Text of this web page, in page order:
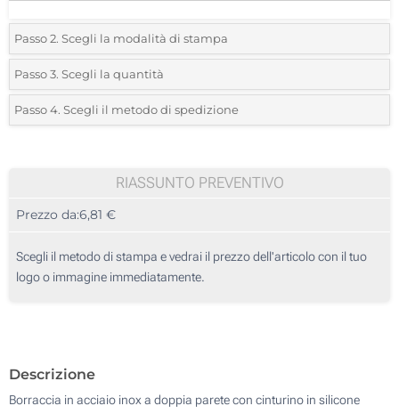
Passo 2. Scegli la modalità di stampa
*Seleziona la posizione di stampa e il colore del vostro logo:
1 Colore (Su un lato)
3 Colori (Su un lato)
Incisione Laser (Su un lato)
Passo 3. Scegli la quantità
*Quantità desiderata:
10
25
50
Passo 4. Scegli il metodo di spedizione
RIASSUNTO PREVENTIVO
Prezzo da:6,81 €
Scegli il metodo di stampa e vedrai il prezzo dell'articolo con il tuo
logo o immagine immediatamente.
Descrizione
Borraccia in acciaio inox a doppia parete con cinturino in silicone